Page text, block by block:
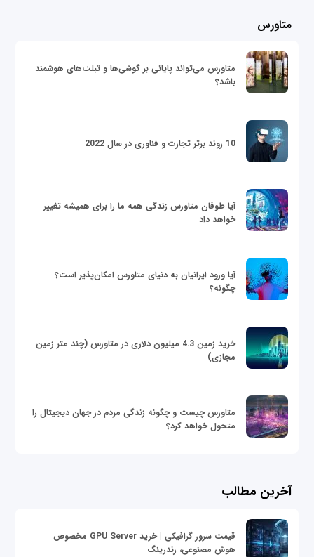
متاورس
متاورس می‌تواند پایانی بر گوشی‌ها و تبلت‌های هوشمند
باشد؟
10 روند برتر تجارت و فناوری در سال 2022
آیا طوفان متاورس زندگی همه ما را برای همیشه تغییر
خواهد داد
آیا ورود ایرانیان به دنیای متاورس امکان‌پذیر است؟
چگونه؟
خرید زمین 4.3 میلیون دلاری در متاورس (چند متر زمین
مجازی)
متاورس چیست و چگونه زندگی مردم در جهان دیجیتال را
متحول خواهد کرد؟
آخرین مطالب
قیمت سرور گرافیکی | خرید GPU Server مخصوص
هوش مصنوعی، رندرینگ